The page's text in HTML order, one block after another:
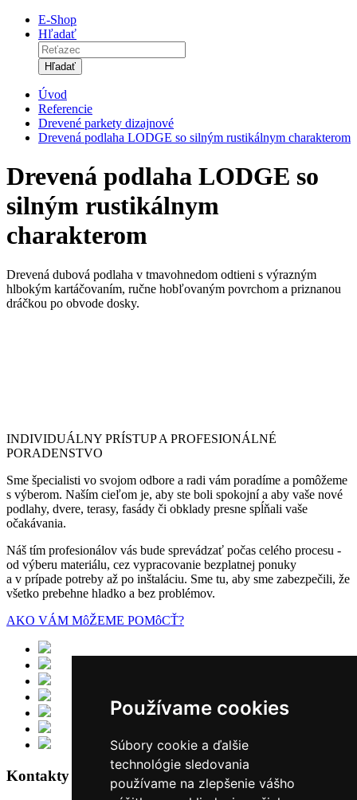
Používame cookies
Súbory cookie a ďalšie
technológie sledovania
používame na zlepšenie vášho
E-Shop
Hľadať
Úvod
Referencie
Drevené parkety dizajnové
Drevená podlaha LODGE so silným rustikálnym charakterom
Drevená podlaha LODGE so
silným rustikálnym
charakterom
Drevená dubová podlaha v tmavohnedom odtieni s výrazným
hlbokým kartáčovaním, ručne hobľovaným povrchom a priznanou
dráčkou po obvode dosky.
INDIVIDUÁLNY PRÍSTUP A PROFESIONÁLNÉ
PORADENSTVO
Sme špecialisti vo svojom odbore a radi vám poradíme a pomôžeme
s výberom. Naším cieľom je, aby ste boli spokojní a aby vaše nové
podlahy, dvere, terasy, fasády či obklady presne spĺňali vaše
očakávania.
Náš tím profesionálov vás bude sprevádzať počas celého procesu -
od výberu materiálu, cez vypracovanie bezplatnej ponuky
a v prípade potreby až po inštaláciu. Sme tu, aby sme zabezpečili, že
všetko prebehne hladko a bez problémov.
AKO VÁM MôŽEME POMôCŤ?
Kontakty